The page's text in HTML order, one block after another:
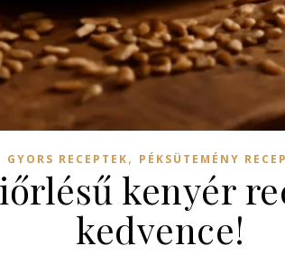
GYORS RECEPTEK, PÉKSÜTEMÉNY
kenyér
kedvence!